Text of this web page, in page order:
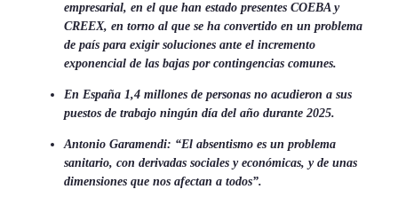
empresarial, en el que han estado presentes COEBA y
CREEX, en torno al que se ha convertido en un problema
de país para exigir soluciones ante el incremento
exponencial de las bajas por contingencias comunes.
En España 1,4 millones de personas no acudieron a sus
puestos de trabajo ningún día del año durante 2025.
Antonio Garamendi: “El absentismo es un problema
sanitario, con derivadas sociales y económicas, y de unas
dimensiones que nos afectan a todos”.